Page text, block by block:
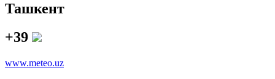
Ташкент
+39
www.meteo.uz